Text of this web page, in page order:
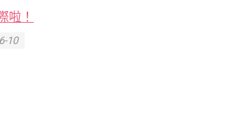
啦！
10